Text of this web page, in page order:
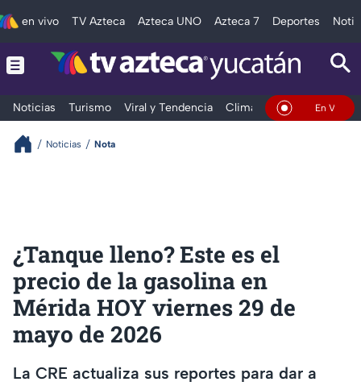
en vivo TV Azteca Azteca UNO Azteca 7 Deportes
Noticias Turismo Viral y Tendencia Clima DeportesEn Vivo
Noticias Nota
¿Tanque lleno? Este es el
precio de la gasolina en
Mérida HOY viernes 29 de
mayo de 2026
La CRE actualiza sus reportes para dar a